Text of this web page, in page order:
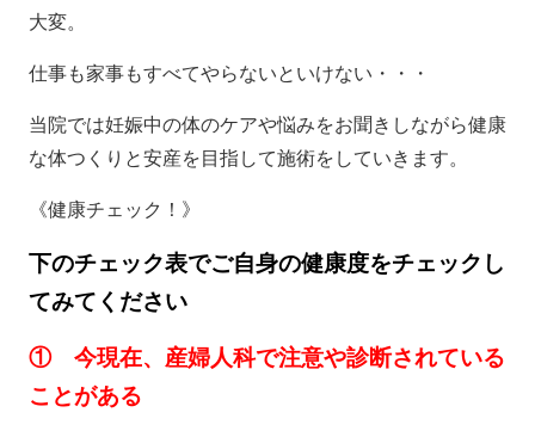
大変。
仕事も家事もすべてやらないといけない・・・
当院では妊娠中の体のケアや悩みをお聞きしながら健康
な体つくりと安産を目指して施術をしていきます。
《健康チェック！》
下のチェック表でご自身の健康度をチェックし
てみてください
① 今現在、産婦人科で注意や診断されている
ことがある